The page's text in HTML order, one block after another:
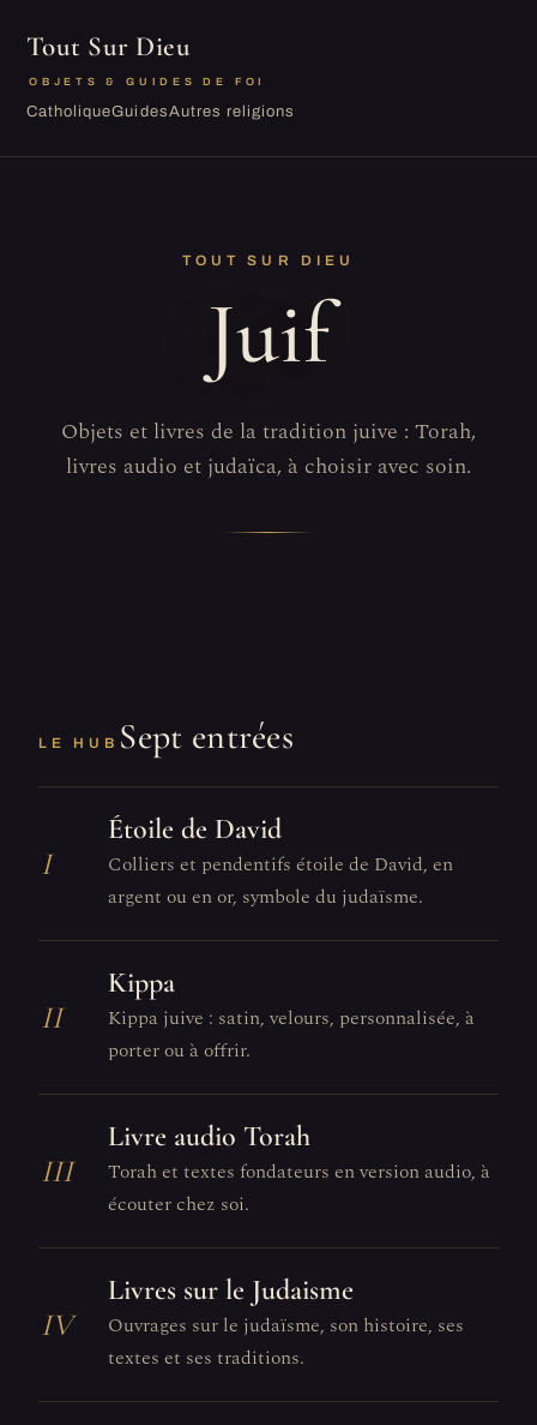
Tout Sur Dieu
OBJETS & GUIDES DE FOI
CatholiqueGuidesAutres religions
TOUT SUR DIEU
Juif
Objets et livres de la tradition juive : Torah,
livres audio et judaïca, à choisir avec soin.
LE HUB Sept entrées
I
Étoile de David
Colliers et pendentifs étoile de David, en
argent ou en or, symbole du judaïsme.
II
Kippa
Kippa juive : satin, velours, personnalisée, à
porter ou à offrir.
III
Livre audio Torah
Torah et textes fondateurs en version audio, à
écouter chez soi.
IV
Livres sur le Judaisme
Ouvrages sur le judaïsme, son histoire, ses
textes et ses traditions.